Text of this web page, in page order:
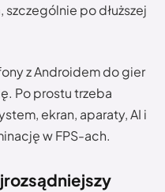
po dłuższej
z Androidem do gier
Po prostu trzeba
ekran, aparaty, AI i
w FPS-ach.